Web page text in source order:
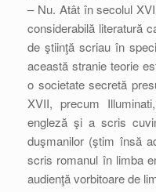
– Nu. Atât în secolul
considerabilă literatură
de ştiinţă scriau în
această stranie teorie
o societate secretă
XVII, precum
engleză şi a scris
duşmanilor (ştim însă
scris romanul în limba
audienţă vorbitoare de